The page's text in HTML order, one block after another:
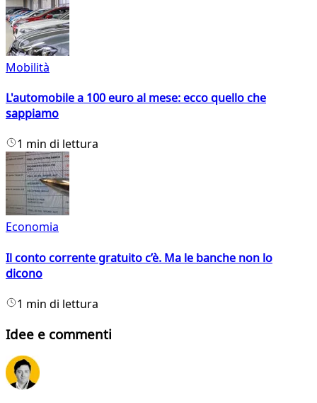
Mobilità
L'automobile a 100 euro al mese: ecco quello che
sappiamo
1 min di lettura
Economia
Il conto corrente gratuito c’è. Ma le banche non lo
dicono
1 min di lettura
Idee e commenti